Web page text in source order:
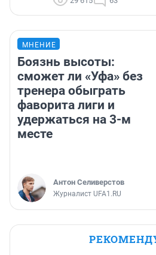
МНЕНИЕ
Боязнь высоты:
сможет ли «Уфа» без
тренера обыграть
фаворита лиги и
удержаться на 3-м
месте
Антон Селиверстов
Журналист UFA1.RU